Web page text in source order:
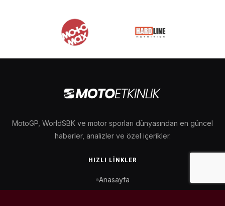
MotoGP, WorldSBK ve motor sporları dünyasından en güncel
haberler, analizler ve özel içerikler.
HIZLI LINKLER
Anasayfa